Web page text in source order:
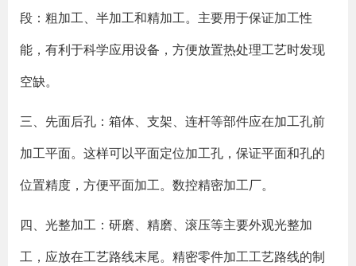
段：粗加工、半加工和精加工。主要用于保证加工性
能，有利于科学应用设备，方便放置热处理工艺时发现
空缺。
三、先面后孔：箱体、支架、连杆等部件应在加工孔前
加工平面。这样可以平面定位加工孔，保证平面和孔的
位置精度，方便平面加工。数控精密加工厂。
四、光整加工：研磨、精磨、滚压等主要外观光整加
工，应放在工艺路线末尾。精密零件加工工艺路线的制